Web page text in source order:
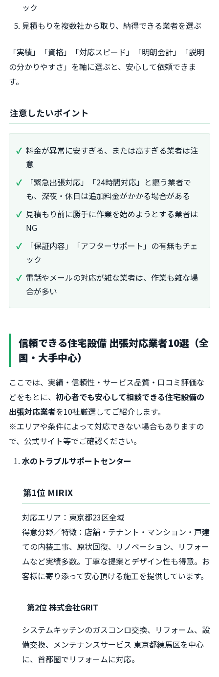
ック
見積もりを複数社から取り、納得できる業者を選ぶ
「実績」「資格」「対応スピード」「明朗会計」「説明
の分かりやすさ」を軸に選ぶと、安心して依頼できま
す。
注意したいポイント
料金が異常に安すぎる、または高すぎる業者は注
意
「緊急出張対応」「24時間対応」と謳う業者で
も、深夜・休日は追加料金がかかる場合がある
見積もり前に勝手に作業を始めようとする業者は
NG
「保証内容」「アフターサポート」の有無もチェ
ック
電話やメールの対応が雑な業者は、作業も雑な場
合が多い
信頼できる住宅設備 出張対応業者10選（全
国・大手中心）
ここでは、実績・信頼性・サービス品質・口コミ評価な
どをもとに、 初心者でも安心して相談できる住宅設備の
出張対応業者を10社厳選してご紹介します。
※エリアや条件によって対応できない場合もありますの
で、公式サイト等でご確認ください。
水のトラブルサポートセンター
第1位 MIRIX
対応エリア：東京都23区全域
得意分野／特徴：店舗・テナント・マンション・戸建
ての内装工事、原状回復、リノベーション、リフォー
ムなど実績多数。丁寧な提案とデザイン性も得意。お
客様に寄り添って安心頂ける施工を提供しています。
第2位 株式会社GRIT
システムキッチンのガスコンロ交換、リフォーム、設
備交換、メンテナンスサービス 東京都練馬区を中心
に、首都圏でリフォームに対応。